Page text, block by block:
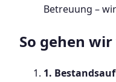
Betreuung –
So gehen
1.